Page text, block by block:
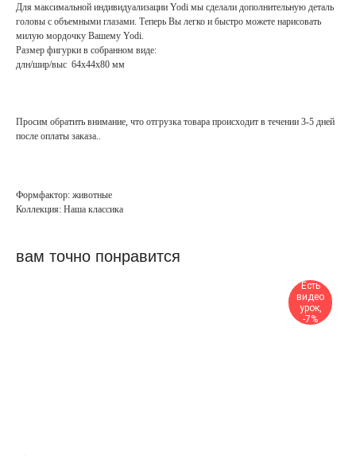
Для максимальной индивидуализации Yodi мы сделали дополнительную деталь
головы с объемными глазами. Теперь Вы легко и быстро можете нарисовать
милую мордочку Вашему Yodi.
Размер фигурки в собранном виде:
длн/шир/выс 64х44х80 мм
Просим обратить внимание, что отгрузка товара происходит в течении 3-5 дней
после оплаты заказа..
Формфактор: животные
Коллекция: Наша классика
вам точно понравится
Есть
видео
урок,
-7%